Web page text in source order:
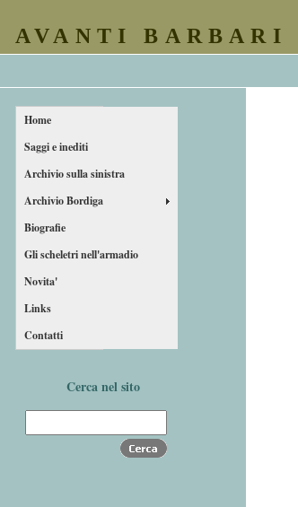
AVANTI BARBARI
Home
Saggi e inediti
Archivio sulla sinistra
Archivio Bordiga
Biografie
Gli scheletri nell'armadio
Novita'
Links
Contatti
Cerca nel sito